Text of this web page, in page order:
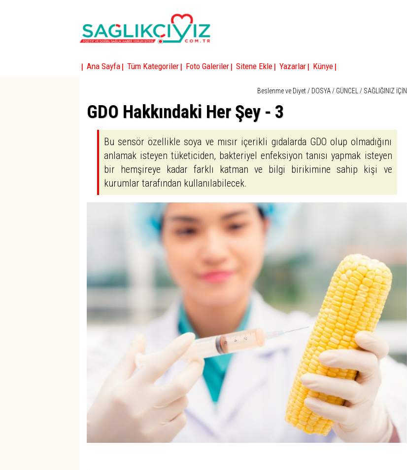
| Ana Sayfa | Tüm Kategoriler | Foto Galeriler | Sitene Ekle | Yazarlar | Künye |
Beslenme ve Diyet/ DOSYA/ GÜNCEL / SAĞLIĞINIZ İÇİN
GDO Hakkındaki Her Şey - 3
Bu sensör özellikle soya ve mısır içerikli gıdalarda GDO olup olmadığını
anlamak isteyen tüketiciden, bakteriyel enfeksiyon tanısı yapmak isteyen
bir hemşireye kadar farklı katman ve bilgi birikimine sahip kişi ve
kurumlar tarafından kullanılabilecek.